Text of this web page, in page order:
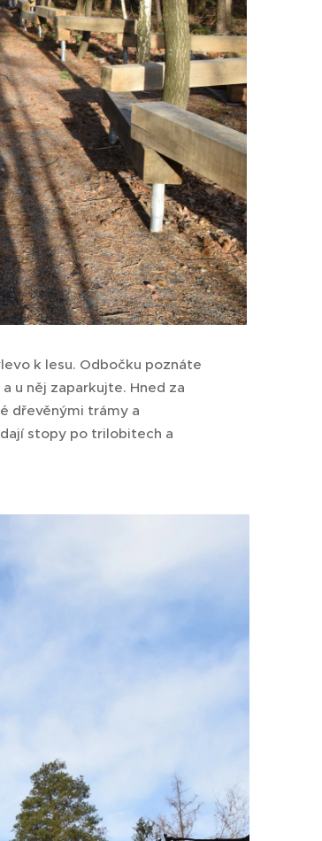
k lesu. Odbočku poznáte
u něj zaparkujte. Hned za
dřevěnými trámy a
stopy po trilobitech a